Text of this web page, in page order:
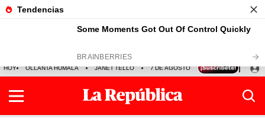
HOY OLLANTA HUMALA JANET TELLO 7 DE AGOSTO TINKA RESULTADOS